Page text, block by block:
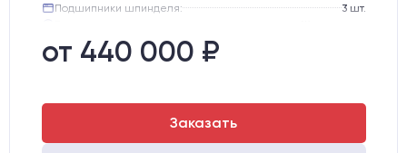
Подшипники шпинделя:
3 шт.
Тип стола:
от 440 000 ₽
Заказать